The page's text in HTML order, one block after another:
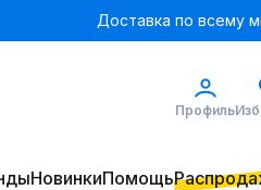
Доставка по всему
Профиль
НовинкиПомощь